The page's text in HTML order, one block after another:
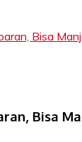
Bisa
Bisa